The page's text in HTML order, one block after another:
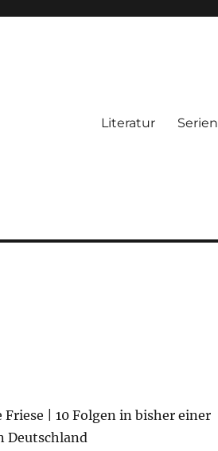
Literatur Serien
| 10 Folgen in bisher einer
Deutschland